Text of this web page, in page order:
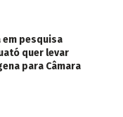
em pesquisa
quer levar
para Câmara